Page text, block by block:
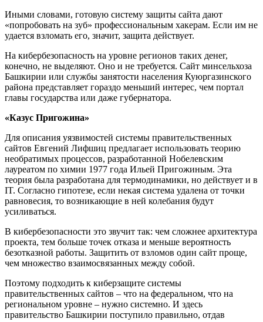
Иными словами, готовую систему защиты сайта дают
«попробовать на зуб» профессиональным хакерам. Если им не
удается взломать его, значит, защита действует.
На кибербезопасность на уровне регионов таких денег,
конечно, не выделяют. Оно и не требуется. Сайт минсельхоза
Башкирии или службы занятости населения Куюргазинского
района представляет гораздо меньший интерес, чем портал
главы государства или даже губернатора.
«Казус Пригожина»
Для описания уязвимостей системы правительственных
сайтов Евгений Лифшиц предлагает использовать теорию
необратимых процессов, разработанной Нобелевским
лауреатом по химии 1977 года Ильей Пригожиным. Эта
теория была разработана для термодинамики, но действует и в
IT. Согласно гипотезе, если некая система удалена от точки
равновесия, то возникающие в ней колебания будут
усиливаться.
В кибербезопасности это звучит так: чем сложнее архитектура
проекта, тем больше точек отказа и меньше вероятность
безотказной работы. Защитить от взломов один сайт проще,
чем множество взаимосвязанных между собой.
Поэтому подходить к киберзащите системы
правительственных сайтов – что на федеральном, что на
региональном уровне – нужно системно. И здесь
правительство Башкирии поступило правильно, отдав